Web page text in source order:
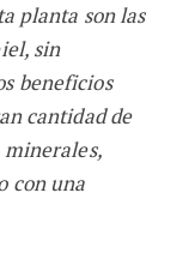
planta son las
sin
beneficios
cantidad de
con una